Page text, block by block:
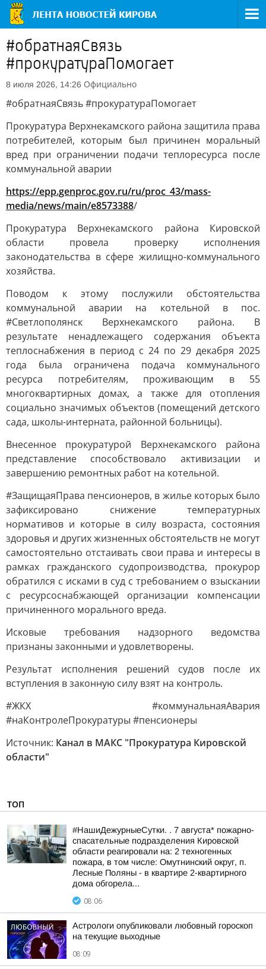
#обратнаяСвязь
#прокуратураПомогает
8 июля 2026, 14:26 Официально
#обратнаяСвязь #прокуратураПомогает
Прокуратура Верхнекамского района защитила права
потребителей, которым был причинен моральный
вред при ограничении подачи теплоресурса после
коммунальной аварии
https://epp.genproc.gov.ru/ru/proc_43/mass-
media/news/main/e8573388/
Прокуратура Верхнекамского района Кировской
области провела проверку исполнения
законодательства в сфере жилищно-коммунального
хозяйства.
Поводом к этому послужили обстоятельства
коммунальной аварии на котельной в пос.
#Светлополянск Верхнекамского района. В
результате ненадлежащего содержания объекта
теплоснабжения в период с 24 по 29 декабря 2025
года была ограничена подача коммунального
ресурса потребителям, проживающим в 55
многоквартирных домах, а также для отопления
социально значимых объектов (помещений детского
сада, школы-интерната, районной больницы).
Внесенное прокуратурой Верхнекамского района
представление способствовало активизации и
завершению ремонтных работ на котельной.
#ЗащищаяПрава пенсионеров, в жилье которых было
зафиксировано снижение температурных
нормативов и которые в силу возраста, состояния
здоровья и других жизненных обстоятельств не могут
самостоятельно отстаивать свои права и интересы в
рамках гражданского судопроизводства, прокурор
обратился с исками в суд с требованием о взыскании
с ресурсоснабжающей организации компенсации
причиненного морального вреда.
Исковые требования надзорного ведомства
признаны законными и удовлетворены.
Результат исполнения решений судов после их
вступления в законную силу взят на контроль.
#ЖКХ #коммунальнаяАвария
#наКонтролеПрокуратуры #пенсионеры
Источник: Канал в МАКС "Прокуратура Кировской
области"
ТОП
#НашиДежурныеСутки. . 7 августа* пожарно-
спасательные подразделения Кировской
области реагировали на: 2 техногенных
пожара, в том числе: Омутнинский округ, п.
Лесные Поляны - в квартире 2-квартирного
дома обгорела...
08:06
Астрологи опубликовали любовный гороскоп
на текущие выходные
08:09